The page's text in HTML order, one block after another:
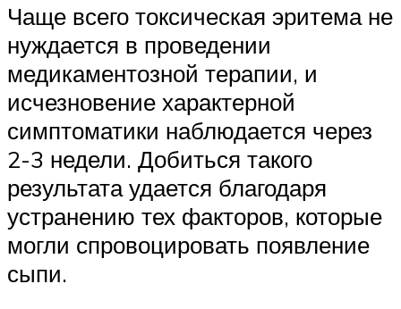
Чаще всего токсическая эритема не
нуждается в проведении
медикаментозной терапии, и
исчезновение характерной
симптоматики наблюдается через
2-3 недели. Добиться такого
результата удается благодаря
устранению тех факторов, которые
могли спровоцировать появление
сыпи.